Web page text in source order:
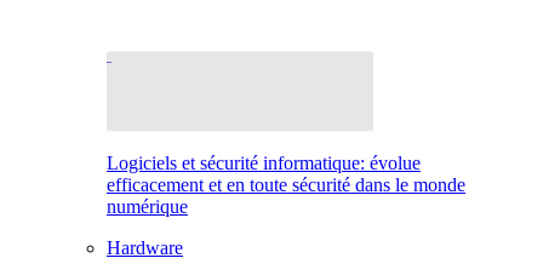
Logiciels et sécurité informatique: évolue
efficacement et en toute sécurité dans le monde
numérique
Hardware